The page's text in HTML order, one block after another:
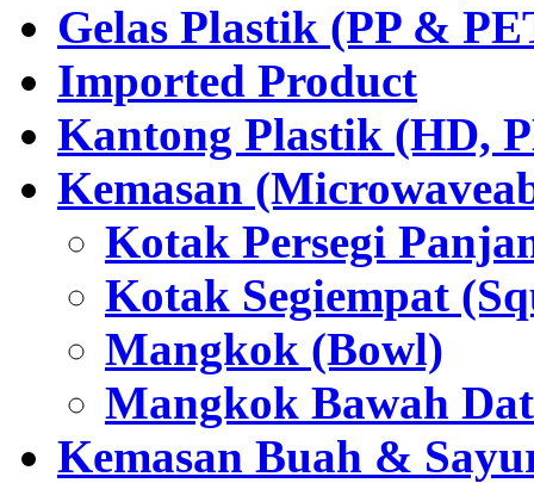
Gelas Plastik (PP &
Imported Product
Kantong Plastik (HD,
Kemasan
Kotak Persegi
Kotak Segiempat
Mangkok (Bowl)
Mangkok Bawah
Kemasan Buah &